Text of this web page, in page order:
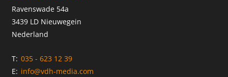
Ravenswade 54a
3439 LD Nieuwegein
Nederland
T: 035 - 623 12 39
E: info@vdh-media.com